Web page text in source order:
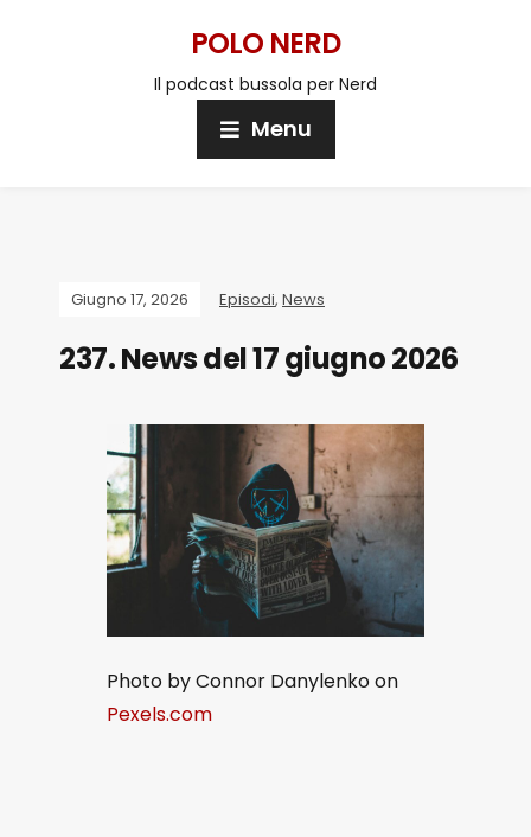
POLO NERD
Il podcast bussola per Nerd
Menu
Giugno 17, 2026 Episodi, News
237. News del 17 giugno 2026
Photo by Connor Danylenko on
Pexels.com